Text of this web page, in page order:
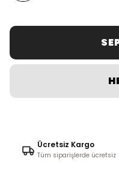
Ücretsiz Kargo
Tüm siparişlerde ücretsiz